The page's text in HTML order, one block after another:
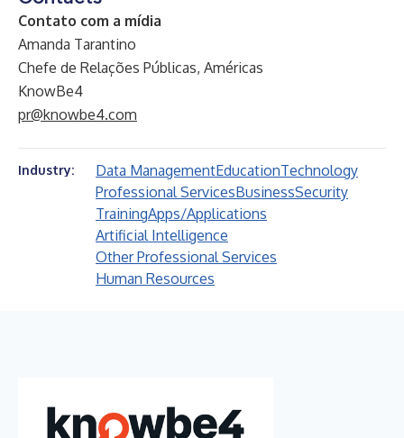
Contato com a mídia
Amanda Tarantino
Chefe de Relações Públicas, Américas
KnowBe4
pr@knowbe4.com
Industry: Data ManagementEducationTechnology
Professional ServicesBusinessSecurity
TrainingApps/Applications
Artificial Intelligence
Other Professional Services
Human Resources